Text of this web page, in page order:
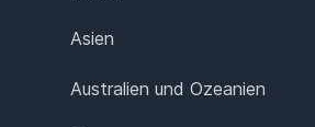
Asien
Australien und Ozeanien